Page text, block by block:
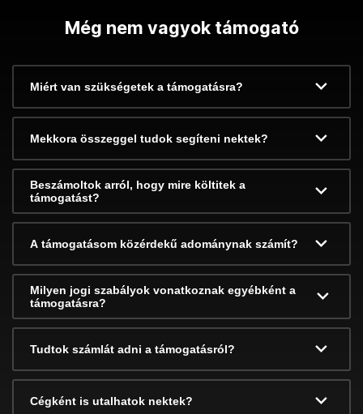
Még nem vagyok támogató
Miért van szükségetek a támogatásra?
Mekkora összeggel tudok segíteni nektek?
Beszámoltok arról, hogy mire költitek a
támogatást?
A támogatásom közérdekű adománynak számít?
Milyen jogi szabályok vonatkoznak egyébként a
támogatásra?
Tudtok számlát adni a támogatásról?
Cégként is utalhatok nektek?